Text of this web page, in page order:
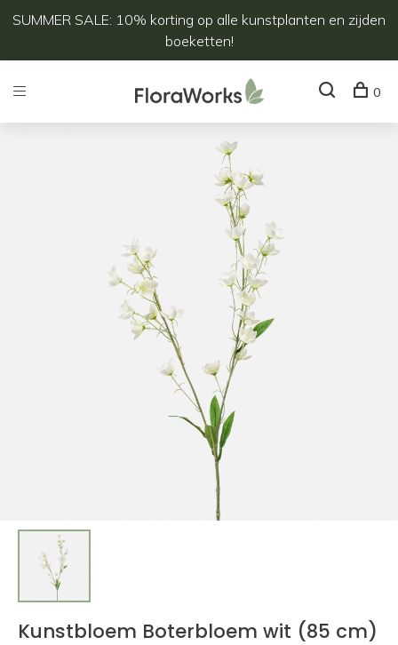
SUMMER SALE: 10% korting op alle kunstplanten en zijden
boeketten!
0
Kunstbloem Boterbloem wit (85 cm)